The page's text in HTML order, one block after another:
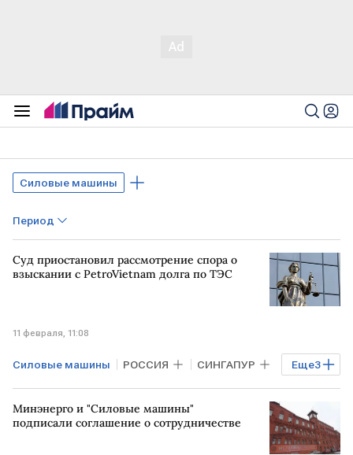
Силовые машины
Период
Суд приостановил рассмотрение спора о
взыскании с PetroVietnam долга по ТЭС
11 февраля, 11:08
Еще3
Силовые машины РОССИЯ СИНГАПУР
МОСКВА РФ Севергрупп
Минэнерго и "Силовые машины"
подписали соглашение о сотрудничестве